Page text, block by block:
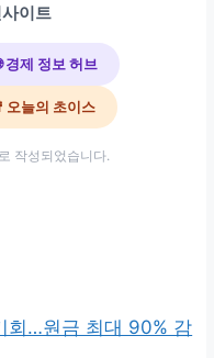
이트
경제 정보 허브
오늘의 초이스
작성되었습니다.
회…원금 최대 90% 감